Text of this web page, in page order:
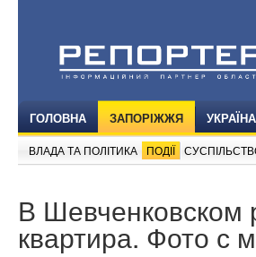
ГОЛОВНА ЗАПОРІЖЖЯ УКРАЇНА
ВЛАДА ТА ПОЛІТИКА ПОДІЇ
В Шевченковском
квартира. Фото с